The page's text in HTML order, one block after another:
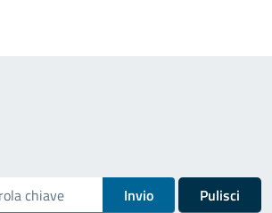
Invio Pulisci